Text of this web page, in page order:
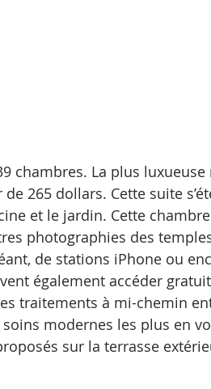
chambres. La plus luxueuse
265 dollars. Cette suite
et le jardin. Cette
photographies des
de stations iPhone ou
également accéder
traitements à mi-chemin
modernes les plus en
sur la terrasse